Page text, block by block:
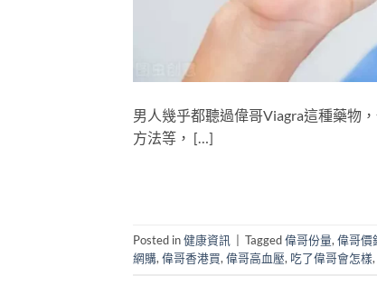
男人幾乎都聽過偉哥Viagra這種藥物
方法等， […]
Posted in健康資訊 Tagged偉哥份量,偉哥價
網購,偉哥香港買,偉哥高血壓, 吃了偉哥會怎樣,